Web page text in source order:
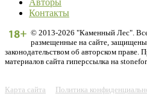
Авторы
Контакты
© 2013-2026 "Каменный Лес".
размещенные на сайте, защищены
законодательством об авторском праве.
материалов сайта гиперссылка на
Карта сайта Политика